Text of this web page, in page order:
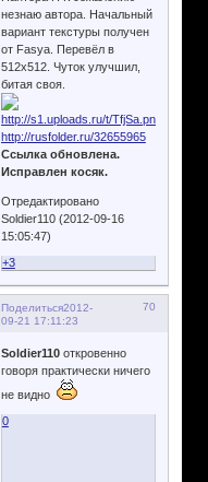
незнаю автора. Начальный
вариант текстуры получен
от Fasya. Перевёл в
512x512. Чуток улучшил,
битая своя.
http://rusfolder.ru/32655965
Ссылка обновлена.
Исправлен косяк.
Отредактировано
Soldier110 (2012-09-16
15:05:47)
+3
Поделиться 70
2012-
09-21 17:11:23
Soldier110откровенно
говоря практически ничего
не видно
0